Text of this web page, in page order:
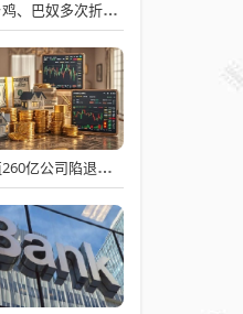
老乡鸡、巴奴多次折戟港股，餐饮上市变难了吗？
市值260亿公司陷退市危机 99%资产在境外 油气资产均在美国！